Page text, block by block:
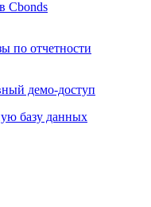
Cbonds
по отчетности
демо-доступ
базу данных